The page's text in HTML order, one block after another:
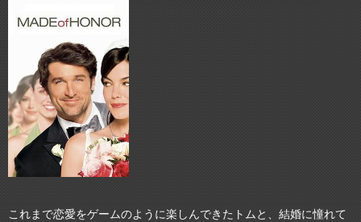
これまで恋愛をゲームのように楽しんできたトムと、結婚に憧れて